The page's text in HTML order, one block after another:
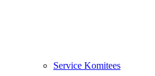
Service Komitees